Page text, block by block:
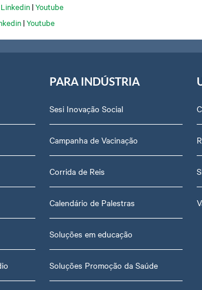
Linkedin |Youtube
|Youtube
PARA INDÚSTRIA
Sesi Inovação Social
Campanha de Vacinação
Corrida de Reis
Calendário de Palestras
Soluções em educação
Soluções Promoção da Saúde